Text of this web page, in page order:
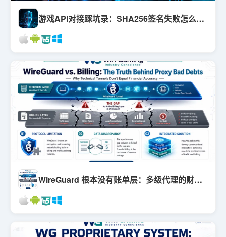
游戏API对接踩坑录：SHA256签名失败怎么排查？
WireGuard 根本没有账单层：多级代理的财务坏账是怎么发生的